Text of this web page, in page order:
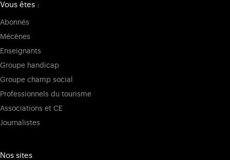
Vous êtes :
Abonnés
Mécènes
Enseignants
Groupe handicap
Groupe champ social
Professionnels du tourisme
Associations et CE
Journalistes
Nos sites